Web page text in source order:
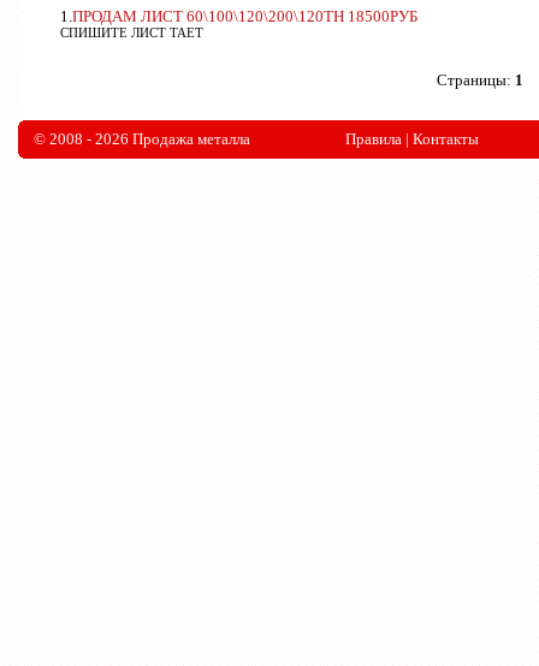
1.ПРОДАМ ЛИСТ 60\100\120\200\120ТН 18500РУБ
СПИШИТЕ ЛИСТ ТАЕТ
Страницы: 1
© 2008 - 2026 Продажа металла Правила | Контакты